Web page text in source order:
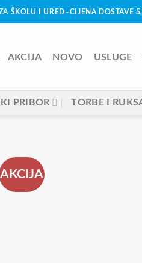
ŠKOLU I URED -CIJENA DOSTAVE
AKCIJA NOVO USLUGE
PRIBOR TORBE I
AKCIJA